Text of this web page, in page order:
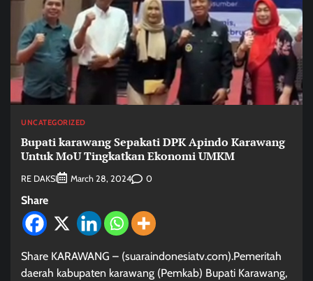
UNCATEGORIZED
Bupati karawang Sepakati DPK Apindo Karawang
Untuk MoU Tingkatkan Ekonomi UMKM
RE DAKSI March 28, 2024 0
Share
Share KARAWANG – (suaraindonesiatv.com).Pemeritah
daerah kabupaten karawang (Pemkab) Bupati Karawang,